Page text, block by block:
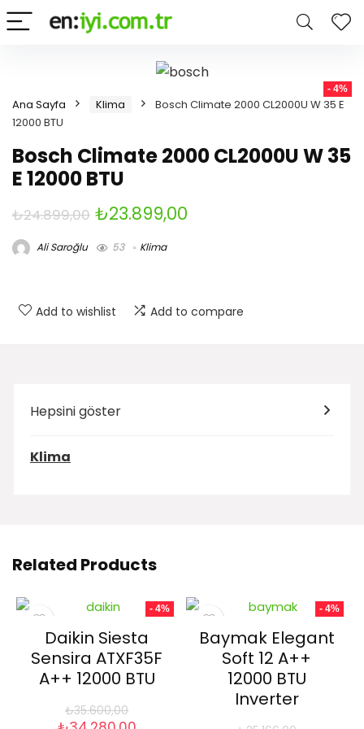
- 4%
Ana Sayfa Klima
Bosch Climate 2000 CL2000U W 35 E
12000 BTU
Bosch Climate 2000 CL2000U W 35
E 12000 BTU
₺24.899,00 Orijinal
₺24.899,00.
₺23.899,00
Ali Saroğlu 53 Klima
Add to wishlist Add to compare
Hepsini göster
Klima
Related Products
- 4%
Daikin Siesta
Sensira ATXF35F
A++ 12000 BTU
₺35.600,00
- 4%
Baymak Elegant
Soft 12 A++
12000 BTU
Inverter